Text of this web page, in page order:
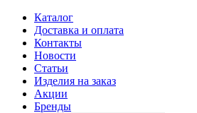
Каталог
Доставка и оплата
Контакты
Новости
Статьи
Изделия на заказ
Акции
Бренды